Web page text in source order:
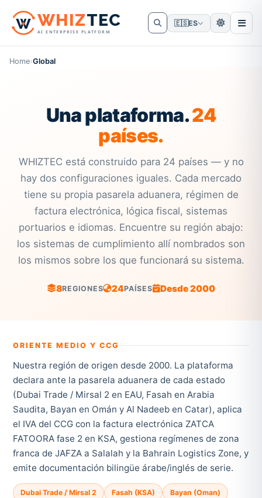
WHIZTEC
AI ENTERPRISE PLATFORM
🇪🇸ES
Home›Global
Una plataforma.24
países.
WHIZTEC está construido para 24 países — y no
hay dos configuraciones iguales. Cada mercado
tiene su propia pasarela aduanera, régimen de
factura electrónica, lógica fiscal, sistemas
portuarios e idiomas. Encuentre su región abajo:
los sistemas de cumplimiento allí nombrados son
los mismos sobre los que funcionará su sistema.
8REGIONES 24PAÍSES Desde 2000
ORIENTE MEDIO Y CCG
Nuestra región de origen desde 2000. La plataforma
declara ante la pasarela aduanera de cada estado
(Dubai Trade / Mirsal 2 en EAU, Fasah en Arabia
Saudita, Bayan en Omán y Al Nadeeb en Catar), aplica
el IVA del CCG con la factura electrónica ZATCA
FATOORA fase 2 en KSA, gestiona regímenes de zona
franca de JAFZA a Salalah y la Bahrain Logistics Zone, y
emite documentación bilingüe árabe/inglés de serie.
Dubai Trade / Mirsal 2 Fasah (KSA) Bayan (Oman)